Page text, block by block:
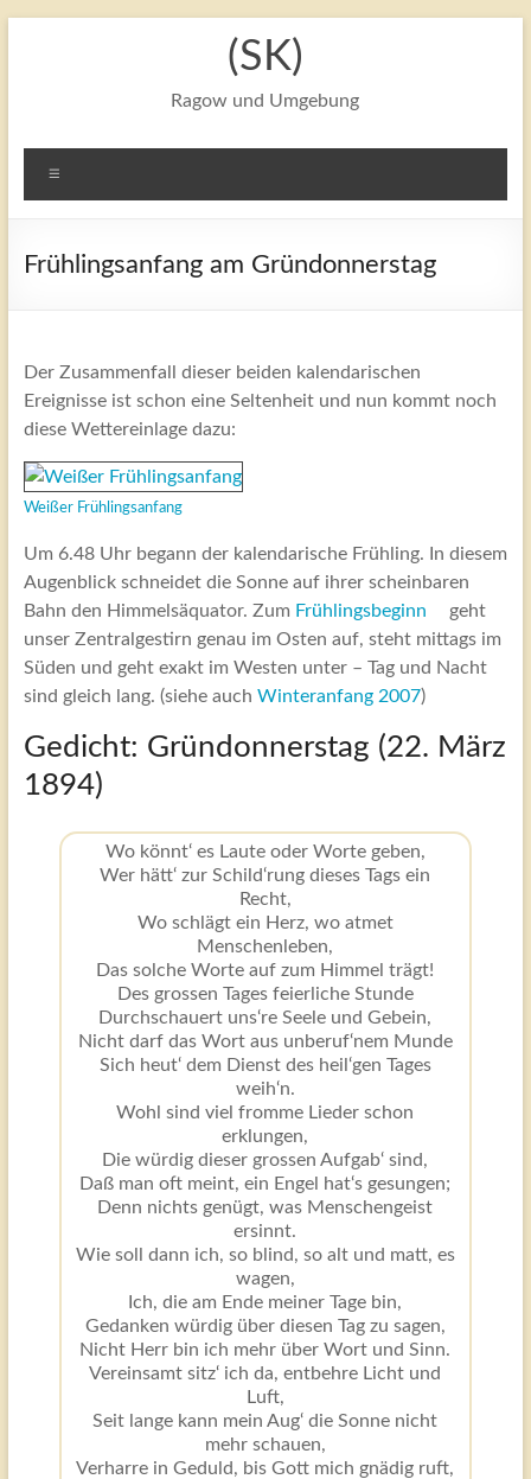
(SK)
Ragow und Umgebung
Frühlingsanfang am Gründonnerstag
Der Zusammenfall dieser beiden kalendarischen
Ereignisse ist schon eine Seltenheit und nun kommt noch
diese Wettereinlage dazu:
Weißer Frühlingsanfang
Um 6.48 Uhr begann der kalendarische Frühling. In diesem
Augenblick schneidet die Sonne auf ihrer scheinbaren
Bahn den Himmelsäquator. Zum Frühlingsbeginn
geht
unser Zentralgestirn genau im Osten auf, steht mittags im
Süden und geht exakt im Westen unter – Tag und Nacht
sind gleich lang. (siehe auch Winteranfang 2007)
Gedicht: Gründonnerstag (22. März
1894)
Wo könnt‘ es Laute oder Worte geben,
Wer hätt‘ zur Schild‘rung dieses Tags ein
Recht,
Wo schlägt ein Herz, wo atmet
Menschenleben,
Das solche Worte auf zum Himmel trägt!
Des grossen Tages feierliche Stunde
Durchschauert uns‘re Seele und Gebein,
Nicht darf das Wort aus unberuf‘nem Munde
Sich heut‘ dem Dienst des heil‘gen Tages
weih‘n.
Wohl sind viel fromme Lieder schon
erklungen,
Die würdig dieser grossen Aufgab‘ sind,
Daß man oft meint, ein Engel hat‘s gesungen;
Denn nichts genügt, was Menschengeist
ersinnt.
Wie soll dann ich, so blind, so alt und matt, es
wagen,
Ich, die am Ende meiner Tage bin,
Gedanken würdig über diesen Tag zu sagen,
Nicht Herr bin ich mehr über Wort und Sinn.
Vereinsamt sitz‘ ich da, entbehre Licht und
Luft,
Seit lange kann mein Aug‘ die Sonne nicht
mehr schauen,
Verharre in Geduld, bis Gott mich gnädig ruft,